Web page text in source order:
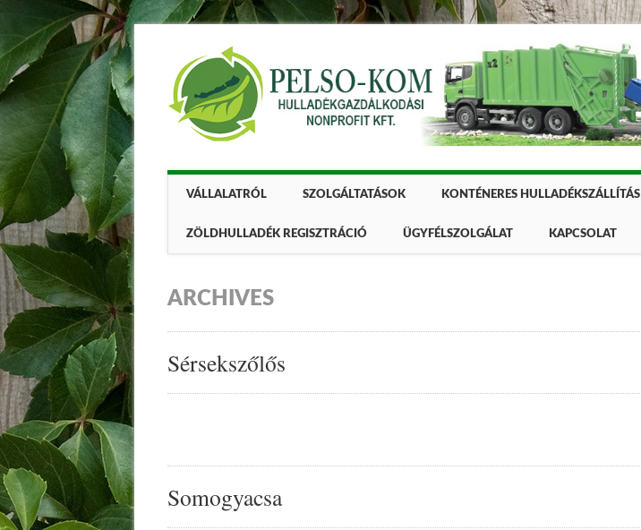
Main menu
content
VÁLLALATRÓL SZOLGÁLTATÁSOK KONTÉNERES HULLADÉKSZÁLLÍTÁS
ZÖLDHULLADÉK REGISZTRÁCIÓ ÜGYFÉLSZOLGÁLAT KAPCSOLAT
ARCHIVES
Sérsekszőlős
Somogyacsa